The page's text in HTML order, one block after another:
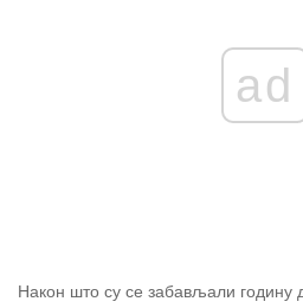
ad
Након што су се забављали годину